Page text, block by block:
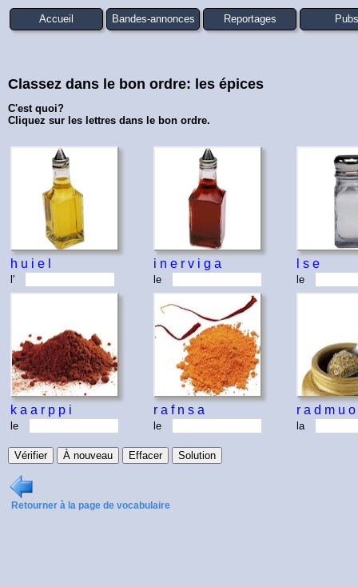
Accueil Bandes-annonces Reportages Pubs
Classez dans le bon ordre: les épices
C'est quoi?
Cliquez sur les lettres dans le bon ordre.
h u i e
l'
i n e r v i g a
le
s e
le
k a a r p p i
le
r a f n s a
le
r a d m u o
la
Retourner à la page de vocabulaire